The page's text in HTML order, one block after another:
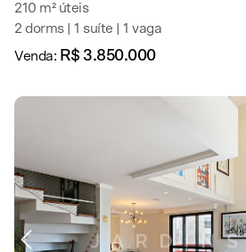
210 m² úteis
2 dorms | 1 suíte | 1 vaga
Venda: R$ 3.850.000